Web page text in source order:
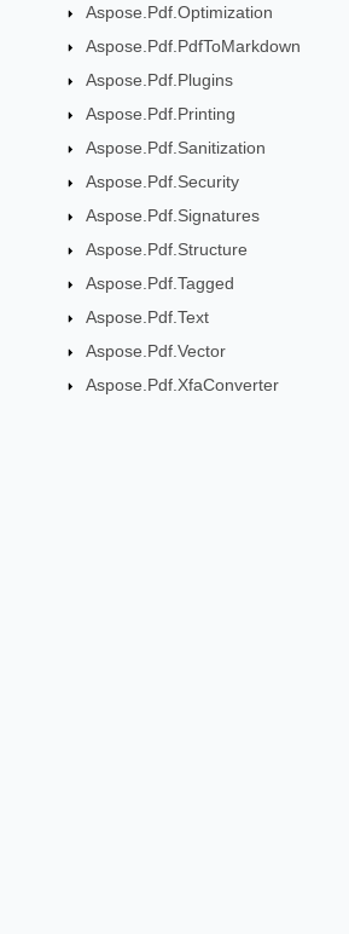
Aspose.Pdf.Optimization
Aspose.Pdf.PdfToMarkdown
Aspose.Pdf.Plugins
Aspose.Pdf.Printing
Aspose.Pdf.Sanitization
Aspose.Pdf.Security
Aspose.Pdf.Signatures
Aspose.Pdf.Structure
Aspose.Pdf.Tagged
Aspose.Pdf.Text
Aspose.Pdf.Vector
Aspose.Pdf.XfaConverter